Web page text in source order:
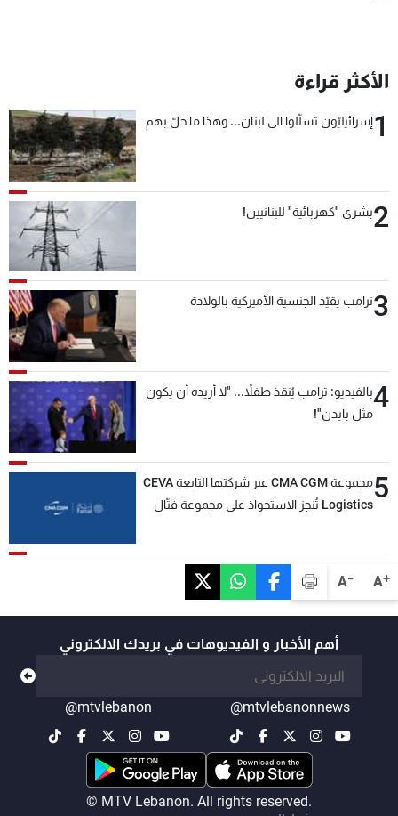
A+
A-
الأكثر قراءة
1إسرائيليّون تسلّلوا الى لبنان... وهذا ما حلّ بهم
2بشرى "كهربائية" للبنانيين!
3ترامب يقيّد الجنسية الأميركية بالولادة
4بالفيديو: ترامب يُنقذ طفلاً... "لا أريده أن يكون
مثل بايدن"!
5
مجموعة CMA CGM عبر شركتها التابعة CEVA
Logistics تُنجز الاستحواذ على مجموعة فتّال
أهم الأخبار و الفيديوهات في بريدك الالكتروني
@mtvlebanonnews
@mtvlebanon
© MTV Lebanon. All rights reserved.